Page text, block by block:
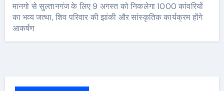
मानगो से सुल्तानगंज के लिए 9 अगस्त को निकलेगा 1000 कांवरियों
का भव्य जत्था, शिव परिवार की झांकी और सांस्कृतिक कार्यक्रम होंगे
आकर्षण